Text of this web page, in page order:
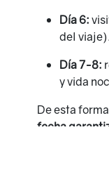
Día 6:
del
Día 7-8:
y vida
De esta
fecha